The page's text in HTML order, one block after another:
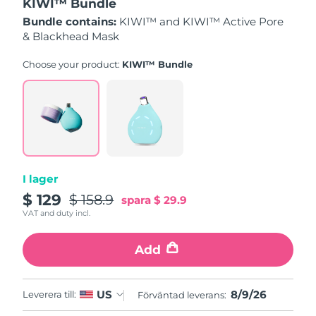
KIWI™ Bundle
Bundle contains: KIWI™ and KIWI™ Active Pore
& Blackhead Mask
Choose your product: KIWI™ Bundle
I lager
$ 129 $ 158.9 spara $ 29.9
VAT and duty incl.
Add
Leverera till: US Förväntad leverans: 8/9/26
Slovakien
Slovenien Förväntad leverans
Sydkorea
Sverige Förväntad leverans
Taiwan 8/12/26
Thailand Förväntad leverans8/11/26